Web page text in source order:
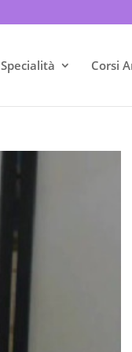
Specialità Corsi